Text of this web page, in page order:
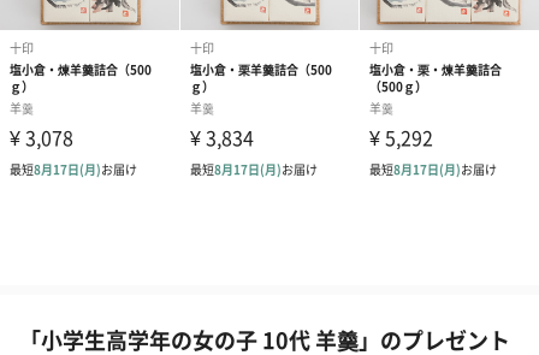
「小学生高学年の女の子 10代 羊羹」のプレゼント